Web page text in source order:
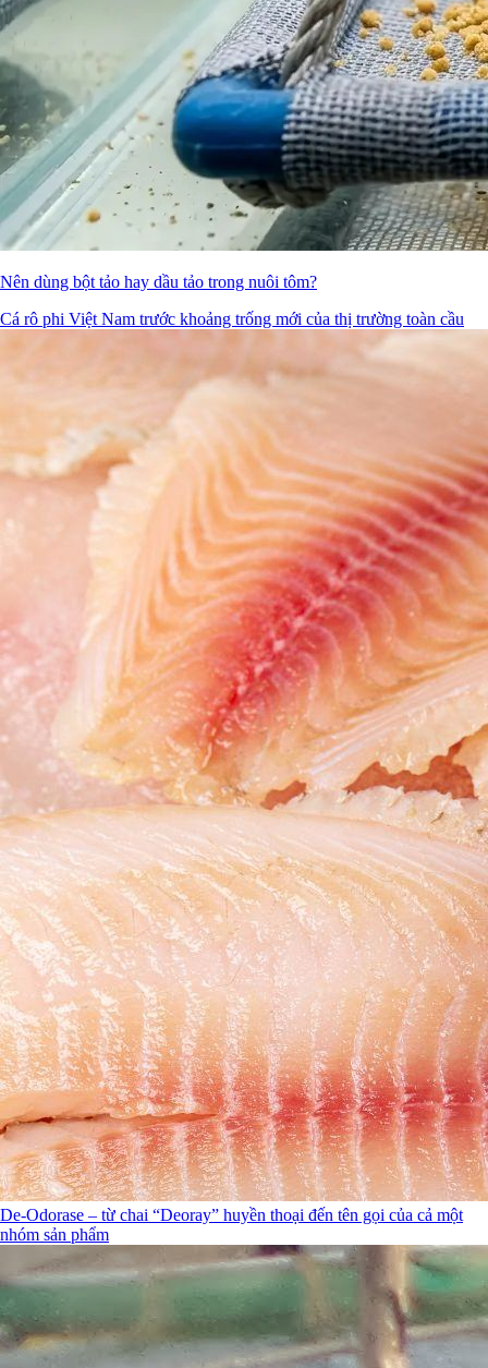
Nên dùng bột tảo hay dầu tảo trong nuôi tôm?
Cá rô phi Việt Nam trước khoảng trống mới của thị trường toàn cầu
De-Odorase – từ chai “Deoray” huyền thoại đến tên gọi của cả một
nhóm sản phẩm